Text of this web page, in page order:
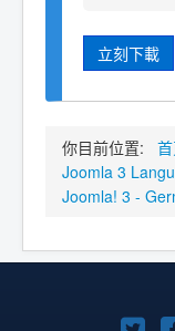
立刻下載
你目前位置:
Joomla 3
Joomla! 3 -